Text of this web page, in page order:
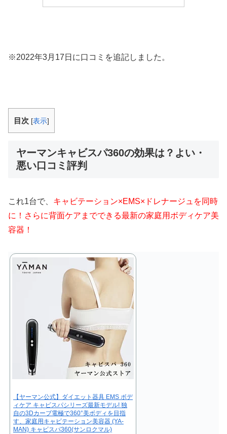
※2022年3月17日に口コミを追記しました。
目次 [表示]
ヤーマンキャビスパ360の効果は？よい・
悪い口コミ評判
これ1台で、 キャビテーション×EMS×ドレナージュを同時
に！さらに背面ケアまでできる最新の家庭用ボディケア美
容器！
【ヤーマン公式】ダイエット器具 EMS ボデ
ィケア キャビスパシリーズ最新モデル! 独
自の3Dカーブ電極で360°美ボディを目指
す、家庭用キャビテーション美容器 (YA-
MAN) キャビスパ360(サンロクマル)